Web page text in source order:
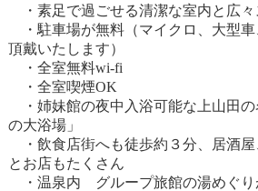
・素足で過ごせる清潔な室内と広々
・駐車場が無料（マイクロ、大型車
頂戴いたします）
・全室無料wi-fi
・全室喫煙OK
・姉妹館の夜中入浴可能な上山田の
の大浴場」
・飲食店街へも徒歩約３分、居酒屋
とお店もたくさん
・温泉内 グループ旅館の湯めぐり